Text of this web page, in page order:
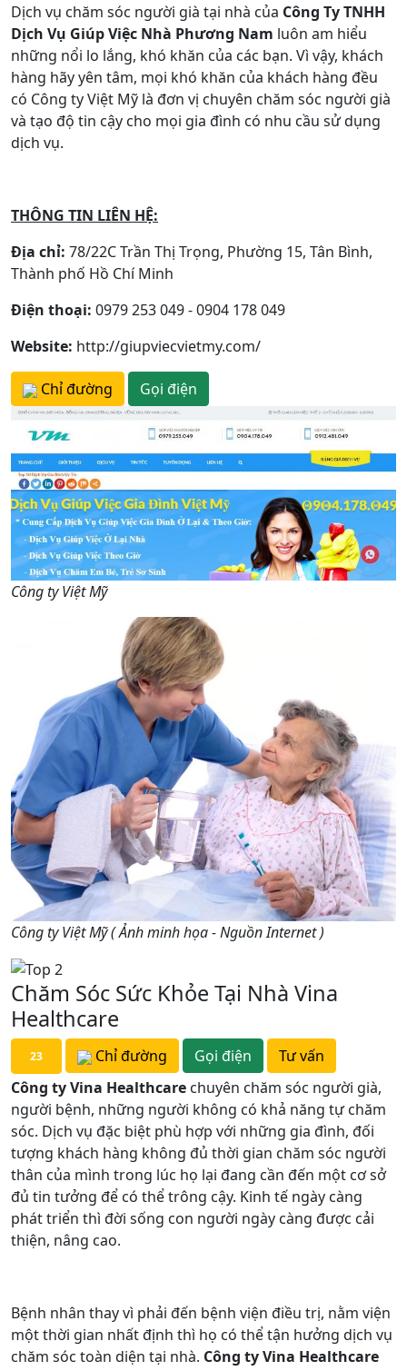
Dịch vụ chăm sóc người già tại nhà của Công Ty TNHH
Dịch Vụ Giúp Việc Nhà Phương Nam luôn am hiểu
những nổi lo lắng, khó khăn của các bạn. Vì vậy, khách
hàng hãy yên tâm, mọi khó khăn của khách hàng đều
có Công ty Việt Mỹ là đơn vị chuyên chăm sóc người già
và tạo độ tin cậy cho mọi gia đình có nhu cầu sử dụng
dịch vụ.
THÔNG TIN LIÊN HỆ:
Địa chỉ: 78/22C Trần Thị Trọng, Phường 15, Tân Bình,
Thành phố Hồ Chí Minh
Điện thoại: 0979 253 049 - 0904 178 049
Website: http://giupviecvietmy.com/
Chỉ đường Gọi điện
Công ty Việt Mỹ
Công ty Việt Mỹ ( Ảnh minh họa - Nguồn Internet )
Chăm Sóc Sức Khỏe Tại Nhà Vina
Healthcare
23 Chỉ đường Gọi điện
Tư vấn
Công ty Vina Healthcare chuyên chăm sóc người già,
người bệnh, những người không có khả năng tự chăm
sóc. Dịch vụ đặc biệt phù hợp với những gia đình, đối
tượng khách hàng không đủ thời gian chăm sóc người
thân của mình trong lúc họ lại đang cần đến một cơ sở
đủ tin tưởng để có thể trông cậy. Kinh tế ngày càng
phát triển thì đời sống con người ngày càng được cải
thiện, nâng cao.
Bệnh nhân thay vì phải đến bệnh viện điều trị, nằm viện
một thời gian nhất định thì họ có thể tận hưởng dịch vụ
chăm sóc toàn diện tại nhà. Công ty Vina Healthcare